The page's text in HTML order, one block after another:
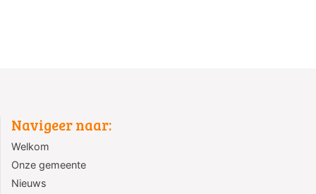
Navigeer naar:
Welkom
Onze gemeente
Nieuws